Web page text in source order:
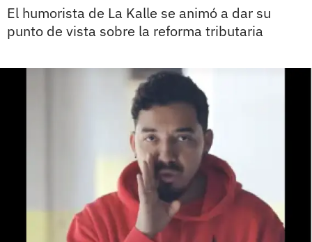
El humorista de La Kalle se animó a dar su
punto de vista sobre la reforma tributaria